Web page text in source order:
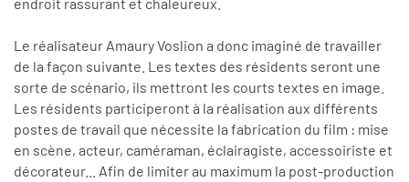
Le réalisateur Amaury Voslion a donc imaginé de travailler
de la façon suivante. Les textes des résidents seront une
sorte de scénario, ils mettront les courts textes en image.
Les résidents participeront à la réalisation aux différents
postes de travail que nécessite la fabrication du film : mise
en scène, acteur, caméraman, éclairagiste, accessoiriste et
décorateur... Afin de limiter au maximum la post-production